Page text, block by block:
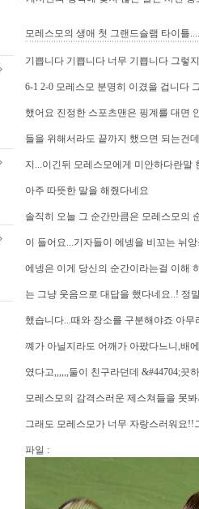
모레스모의 생애 첫 그랜드슬램 타이틀....
기쁩니다 기쁩니다 너무 기쁩니다 그렇
6-1 2-0 모레스모 분명히 이겼을 겁니다
했어요 진정한 스포츠맨은 핑계를 대면
들을 위해서라도 끝까지 했으면 되는건
지...이긴뒤 모레스모에게 미안하다란말
아주 따뜻한 말을 해줬다네요
솔직히 오늘 그 순간만큼은 모레스모의
이 들어요...기자들이 에넹을 비꼬는 뉘
에넹은 이게 당신의 순간이라는걸 이해
는 그냥 웃음으로 대답을 했다네요..! 정
했습니다...때와 장소를 구분해야죠 아
꼐가 아닐지라도 어깨가 아팠다느니,배
였다고,,,,,,둘이 친구라던데 &#44704;끗
모레스모의 감격스러운 제스쳐들을 못
그래도 모레스모가 너무 자랑스러워요!!
파일 :